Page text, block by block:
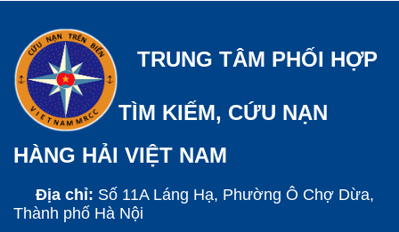
TRUNG TÂM PHỐI HỢP
TÌM KIẾM, CỨU NẠN
HÀNG HẢI VIỆT NAM
Địa chỉ: Số 11A Láng Hạ, Phường Ô Chợ Dừa,
Thành phố Hà Nội